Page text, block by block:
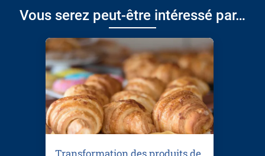
Vous serez peut-être intéressé par…
Transformation des produits de